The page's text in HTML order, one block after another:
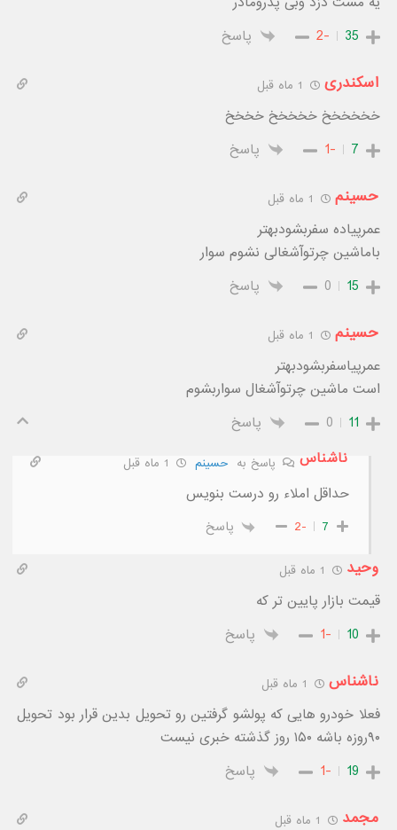
35
-2 پاسخ
اسکندری
خخخخخخ خخخخخ خخخخ
7
-1 پاسخ
حسینم
عمرپیاده سفربشودبهتر
باماشین چرتوآشغالی نشوم سوار
15
0 پاسخ
حسینم
عمرپیاسفربشودبهتر
است ماشین چرتوآشغال سواربشوم
11
0
پاسخ
ناشناس
پاسخ بهحسینم
حداقل املاء رو درست بنویس
7
-2 پاسخ
وحید
قیمت بازار پایین تر که
10
-1 پاسخ
ناشناس
فعلا خودرو هایی که پولشو گرفتین رو تحویل بدین قرار بود تحویل
۹۰روزه باشه ۱۵۰ روز گذشته خبری نیست
19
-1 پاسخ
مجمد